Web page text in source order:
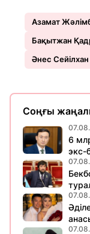
Азамат
Бақытжан
Әнес Сейілхан
Соңғы
6
экс-